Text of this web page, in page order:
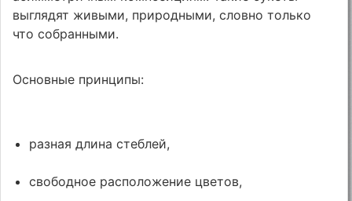
выглядят живыми, природными, словно только
что собранными.
Основные принципы:
разная длина стеблей,
свободное расположение цветов,